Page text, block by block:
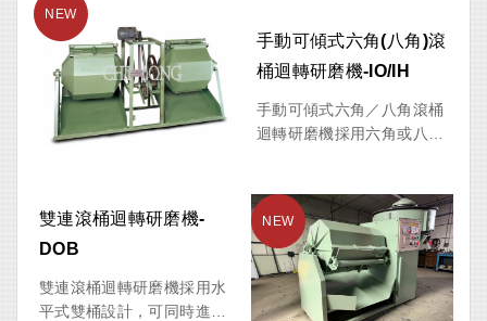
等加工效果。機台結構堅固
耐用，可依產業需求選用碳
鋼或全不鏽鋼材質製作，適
用於五金零件、食品加工及
特殊清洗用途。
手動可傾式六角(八角)滾
桶迴轉研磨機-IO/IH
手動可傾式六角／八角滾桶
迴轉研磨機採用六角或八角
觸，達到去毛邊、倒角、細
磨及表面修整效果。機台採
用手動傾斜桶身設計，操作
簡單、安全性高，適合中小
型工件之研磨加工需求。
雙連滾桶迴轉研磨機-
DOB
雙連滾桶迴轉研磨機採用水
平式雙桶設計，可同時進行